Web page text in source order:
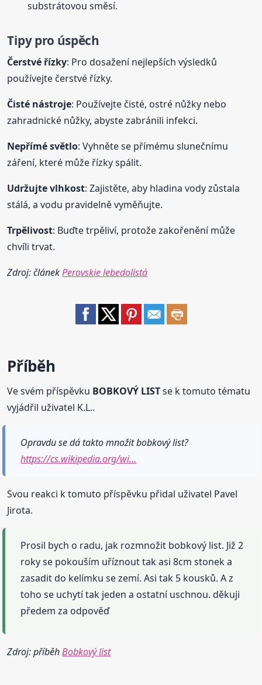
substrátovou směsí.
Tipy pro úspěch
Čerstvé řízky: Pro dosažení nejlepších výsledků
používejte čerstvé řízky.
Čisté nástroje: Používejte čisté, ostré nůžky nebo
zahradnické nůžky, abyste zabránili infekci.
Nepřímé světlo: Vyhněte se přímému slunečnímu
záření, které může řízky spálit.
Udržujte vlhkost: Zajistěte, aby hladina vody zůstala
stálá, a vodu pravidelně vyměňujte.
Trpělivost: Buďte trpěliví, protože zakořenění může
chvíli trvat.
Zdroj: článekPerovskie lebedolistá
Příběh
Ve svém příspěvku BOBKOVÝ LISTse k tomuto tématu
vyjádřil uživatel K.L..
Opravdu se dá takto množit bobkový list?
https://cs.wikipedia.org/wi…
Svou reakci k tomuto příspěvku přidal uživatel Pavel
Jirota.
Prosil bych o radu, jak rozmnožit bobkový list. Již 2
roky se pokouším uříznout tak asi 8cm stonek a
zasadit do kelímku se zemí. Asi tak 5 kousků. A z
toho se uchytí tak jeden a ostatní uschnou. děkuji
předem za odpověď
Zdroj: příběhBobkový list